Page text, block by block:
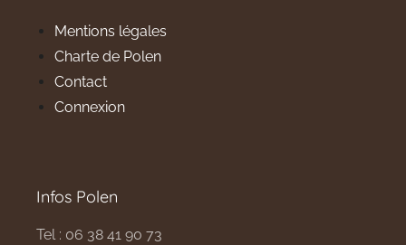
Mentions légales
Charte de Polen
Contact
Connexion
Infos Polen
Tel : 06 38 41 90 73